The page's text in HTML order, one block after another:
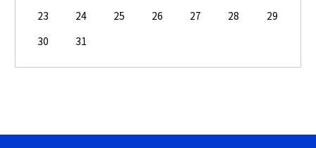
23
24 25 26 27 28
29
30
31